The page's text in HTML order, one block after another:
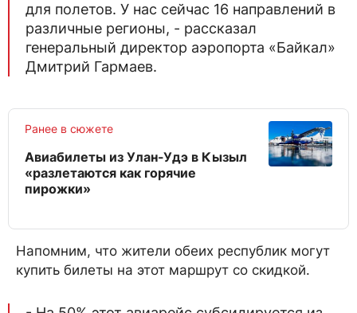
для полетов. У нас сейчас 16 направлений в
различные регионы, - рассказал
генеральный директор аэропорта «Байкал»
Дмитрий Гармаев.
Ранее в сюжете
Авиабилеты из Улан-Удэ в Кызыл
«разлетаются как горячие
пирожки»
Напомним, что жители обеих республик могут
купить билеты на этот маршрут со скидкой.